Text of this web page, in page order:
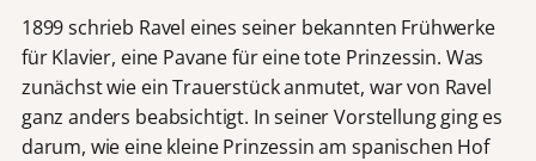
1899 schrieb Ravel eines seiner bekannten Frühwerke
für Klavier, eine Pavane für eine tote Prinzessin. Was
zunächst wie ein Trauerstück anmutet, war von Ravel
ganz anders beabsichtigt. In seiner Vorstellung ging es
darum, wie eine kleine Prinzessin am spanischen Hof